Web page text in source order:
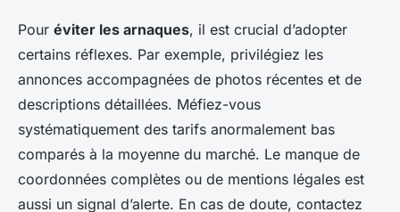
Pour éviter les arnaques, il est crucial d’adopter
certains réflexes. Par exemple, privilégiez les
annonces accompagnées de photos récentes et de
descriptions détaillées. Méfiez-vous
systématiquement des tarifs anormalement bas
comparés à la moyenne du marché. Le manque de
coordonnées complètes ou de mentions légales est
aussi un signal d’alerte. En cas de doute, contactez